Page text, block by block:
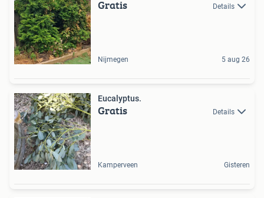
Gratis Details
Nijmegen 5 aug 26
Eucalyptus.
Gratis Details
Kamperveen Gisteren